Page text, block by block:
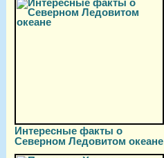
Интересные факты о
Северном Ледовитом океане